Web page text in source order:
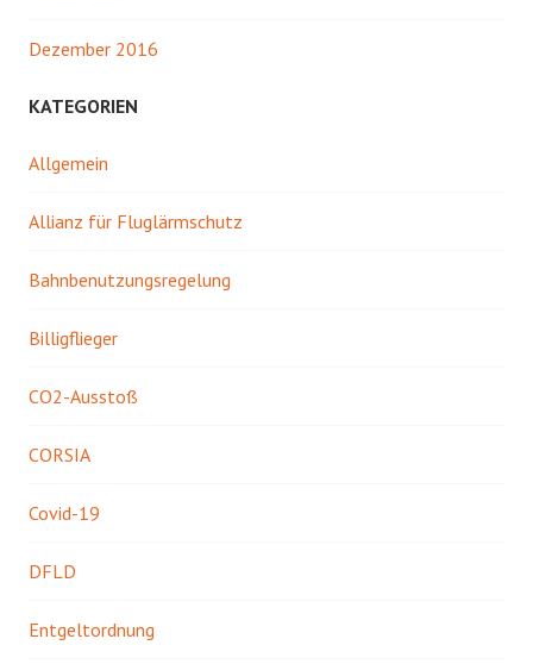
Dezember 2016
KATEGORIEN
Allgemein
Allianz für Fluglärmschutz
Bahnbenutzungsregelung
Billigflieger
CO2-Ausstoß
CORSIA
Covid-19
DFLD
Entgeltordnung